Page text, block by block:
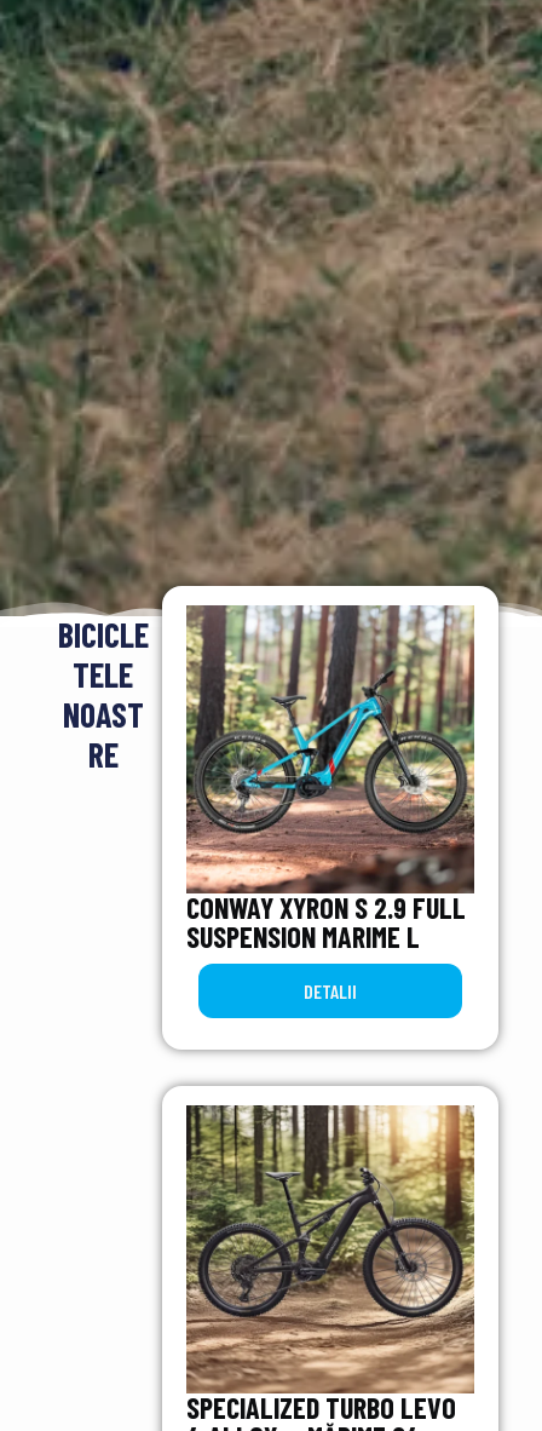
BICICLE
TELE
NOAST
RE
CONWAY XYRON S 2.9 FULL
SUSPENSION MARIME L
DETALII
SPECIALIZED TURBO LEVO